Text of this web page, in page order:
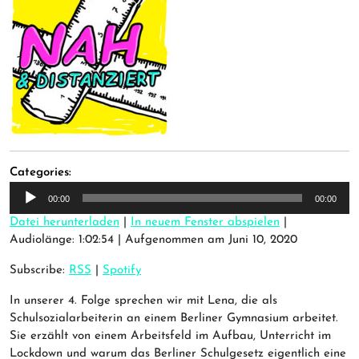
Categories:
Audio-
Player
00:00 00:00
Datei herunterladen In neuem Fenster abspielen
Audiolänge: 1:02:54
Aufgenommen am Juni 10, 2020
Subscribe: RSS Spotify
In unserer 4. Folge sprechen wir mit Lena, die als
Schulsozialarbeiterin an einem Berliner Gymnasium arbeitet.
Sie erzählt von einem Arbeitsfeld im Aufbau, Unterricht im
Lockdown und warum das Berliner Schulgesetz eigentlich eine